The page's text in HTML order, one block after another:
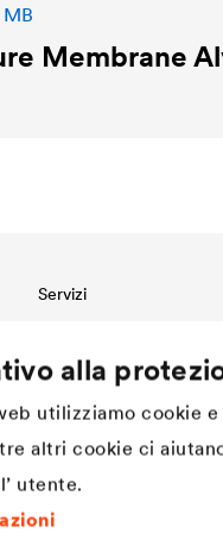
alla
utilizziamo cookie
altri cookie ci
utente.
MB
Membrane
Servizi
Referenze
International contact
Progettazione e Specifiche
Tecniche